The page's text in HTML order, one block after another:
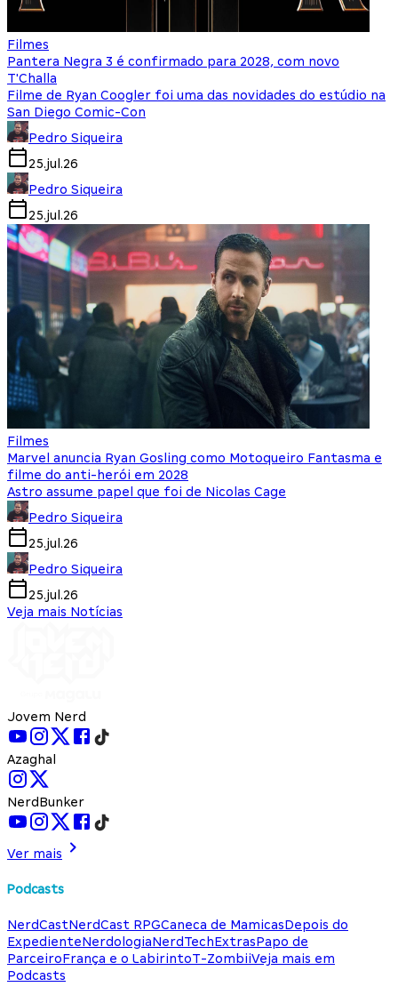
Filmes
Pantera Negra 3 é confirmado para 2028, com novo
T'Challa
Filme de Ryan Coogler foi uma das novidades do estúdio na
San Diego Comic-Con
Pedro Siqueira
25.jul.26
Pedro Siqueira
25.jul.26
Filmes
Marvel anuncia Ryan Gosling como Motoqueiro Fantasma e
filme do anti-herói em 2028
Astro assume papel que foi de Nicolas Cage
Pedro Siqueira
25.jul.26
Pedro Siqueira
25.jul.26
Veja mais Notícias
Jovem Nerd
Azaghal
NerdBunker
Ver mais
Podcasts
NerdCastNerdCast RPGCaneca de MamicasDepois do
ExpedienteNerdologiaNerdTechExtrasPapo de
ParceiroFrança e o LabirintoT-ZombiiVeja mais em
Podcasts